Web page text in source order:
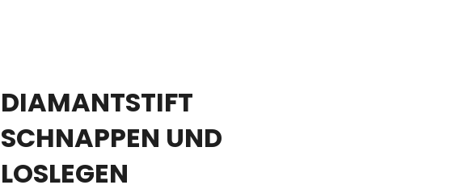
DIAMANTSTIFT
SCHNAPPEN UND
LOSLEGEN